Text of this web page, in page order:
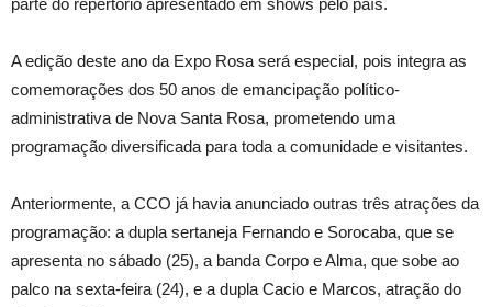
parte do repertório apresentado em shows pelo país.
A edição deste ano da Expo Rosa será especial, pois integra as
comemorações dos 50 anos de emancipação político-
administrativa de Nova Santa Rosa, prometendo uma
programação diversificada para toda a comunidade e visitantes.
Anteriormente, a CCO já havia anunciado outras três atrações da
programação: a dupla sertaneja Fernando e Sorocaba, que se
apresenta no sábado (25), a banda Corpo e Alma, que sobe ao
palco na sexta-feira (24), e a dupla Cacio e Marcos, atração do